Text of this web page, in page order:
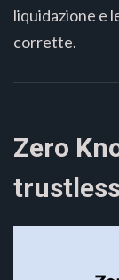
liquidazione e
corrette.
Zero